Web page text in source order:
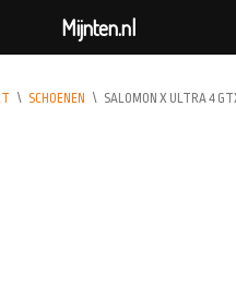
\ SCHOENEN \ SALOMON X ULTRA 4
Mijnten.nl